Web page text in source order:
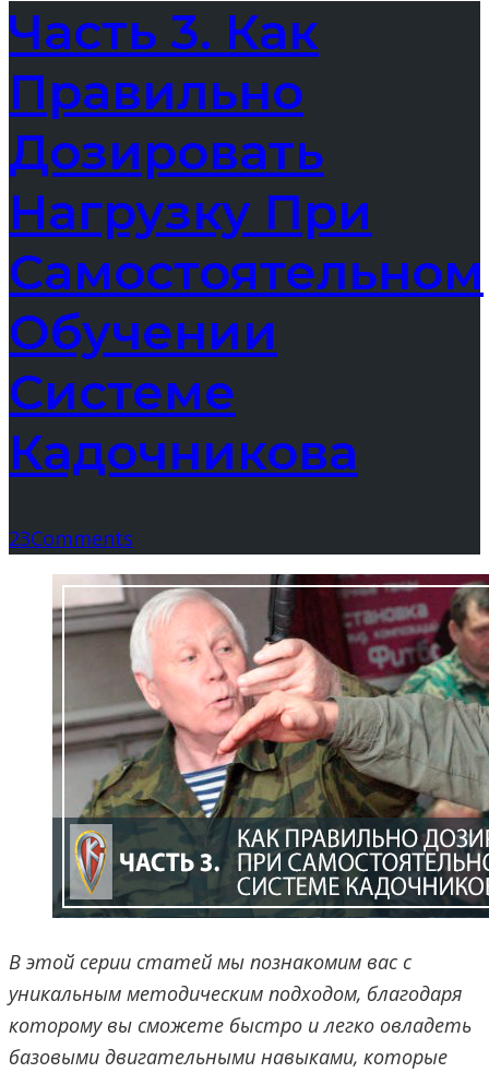
Часть 3. Как
Правильно
Дозировать
Нагрузку При
Самостоятельном
Обучении
Системе
Кадочникова
23Comments
В этой серии статей мы познакомим вас с
уникальным методическим подходом, благодаря
которому вы сможете быстро и легко овладеть
базовыми двигательными навыками, которые